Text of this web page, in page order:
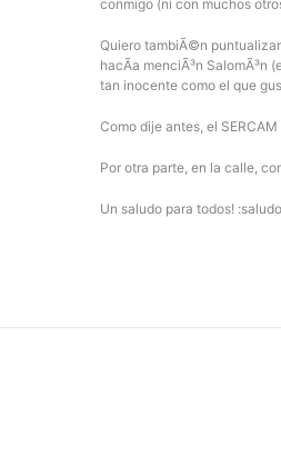
conmigo (ni con muchos
Quiero tambiÃ©n puntualizar
hacÃ­a menciÃ³n SalomÃ³n
tan inocente como el que
Como dije antes, el
Por otra parte, en la calle,
Un saludo para todos!